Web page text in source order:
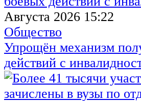
Августа 2026 15:22
Общество
Упрощён механизм
действий с